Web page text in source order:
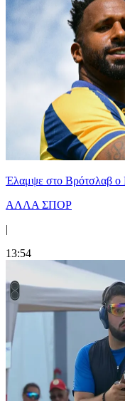
Έλαμψε στο Βρότσλαβ ο
ΑΛΛΑ ΣΠΟΡ
|
13:54